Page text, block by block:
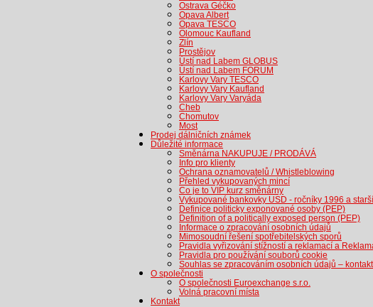
Ostrava Géčko
Opava Albert
Opava TESCO
Olomouc Kaufland
Zlín
Prostějov
Ústí nad Labem GLOBUS
Ústí nad Labem FORUM
Karlovy Vary TESCO
Karlovy Vary Kaufland
Karlovy Vary Varyáda
Cheb
Chomutov
Most
Prodej dálničních známek
Důležité informace
Směnárna NAKUPUJE / PRODÁVÁ
Info pro klienty
Ochrana oznamovatelů / Whistleblowing
Přehled vykupovaných mincí
Co je to VIP kurz směnárny
Vykupované bankovky USD - ročníky 1996 a starší
Definice politicky exponované osoby (PEP)
Definition of a politically exposed person (PEP)
Informace o zpracování osobních údajů
Mimosoudní řešení spotřebitelských sporů
Pravidla vyřizování stížností a reklamací a
Pravidla pro používání souborů cookie
Souhlas se zpracováním osobních údajů –
O společnosti
O společnosti Euroexchange s.r.o.
Volná pracovní místa
Kontakt